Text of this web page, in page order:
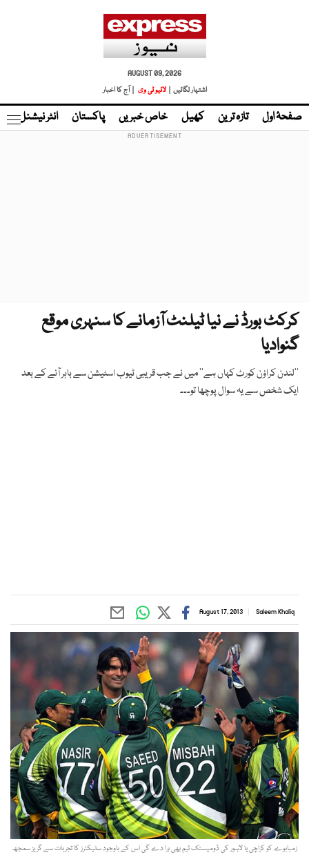
AUGUST 09, 2026
اشتہار لگائیں |
لائیو ٹی وی | آج کا اخبار
صفحۂ اول تازہ ترین کھیل خاص خبریں پاکستان انٹر نیشنل
کرکٹ بورڈ نے نیا ٹیلنٹ آزمانے کا سنہری موقع
گنوادیا
’’لندن کراؤن کورٹ کہاں ہے‘‘ میں نے جب قریبی ٹیوب اسٹیشن سے باہر آنے کے بعد
ایک شخص سے یہ سوال پوچھا تو۔۔۔
Saleem Khaliq
August 17, 2013
زمبابوے کو کراچی یا لاہور کی ڈومیسٹک ٹیم بھی ہرا دے گی اس کے باوجود سلیکٹرز کا تجربات سے گریز سمجھ